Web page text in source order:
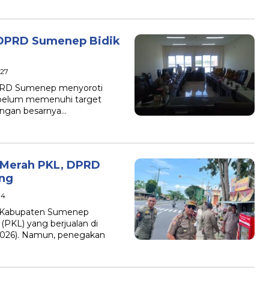
Sumenep Bidik
Sumenep menyoroti
memenuhi target
besarnya…
PKL, DPRD
Sumenep
yang berjualan di
Namun, penegakan